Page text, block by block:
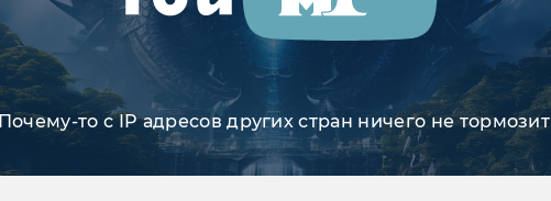
Почему-то с IP адресов других стран ничего не тормозит